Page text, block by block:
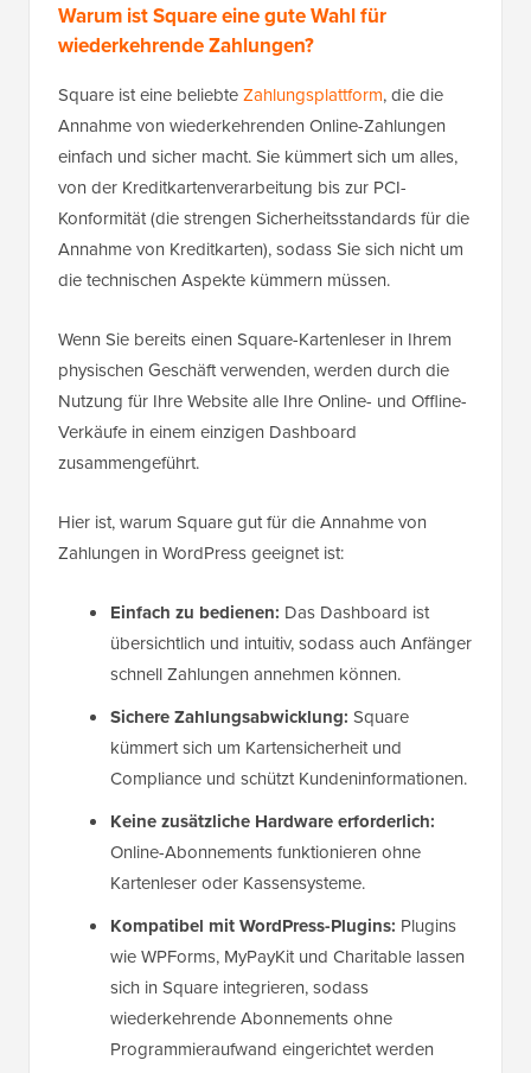
Warum ist Square eine gute Wahl für
wiederkehrende Zahlungen?
Square ist eine beliebteZahlungsplattform, die die
Annahme von wiederkehrenden Online-Zahlungen
einfach und sicher macht. Sie kümmert sich um alles,
von der Kreditkartenverarbeitung bis zur PCI-
Konformität (die strengen Sicherheitsstandards für die
Annahme von Kreditkarten), sodass Sie sich nicht um
die technischen Aspekte kümmern müssen.
Wenn Sie bereits einen Square-Kartenleser in Ihrem
physischen Geschäft verwenden, werden durch die
Nutzung für Ihre Website alle Ihre Online- und Offline-
Verkäufe in einem einzigen Dashboard
zusammengeführt.
Hier ist, warum Square gut für die Annahme von
Zahlungen in WordPress geeignet ist:
Einfach zu bedienen: Das Dashboard ist
übersichtlich und intuitiv, sodass auch Anfänger
schnell Zahlungen annehmen können.
Sichere Zahlungsabwicklung: Square
kümmert sich um Kartensicherheit und
Compliance und schützt Kundeninformationen.
Keine zusätzliche Hardware erforderlich:
Online-Abonnements funktionieren ohne
Kartenleser oder Kassensysteme.
Kompatibel mit WordPress-Plugins: Plugins
wie WPForms, MyPayKit und Charitable lassen
sich in Square integrieren, sodass
wiederkehrende Abonnements ohne
Programmieraufwand eingerichtet werden